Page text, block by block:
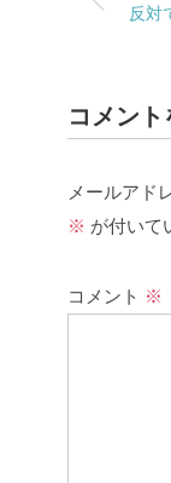
反対
コメン
メールアド
※ が付いて
コメント ※